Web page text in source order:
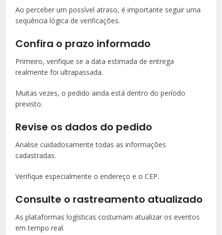
Ao perceber um possível atraso, é importante seguir uma
sequência lógica de verificações.
Confira o prazo informado
Primeiro, verifique se a data estimada de entrega
realmente foi ultrapassada.
Muitas vezes, o pedido ainda está dentro do período
previsto.
Revise os dados do pedido
Analise cuidadosamente todas as informações
cadastradas.
Verifique especialmente o endereço e o CEP.
Consulte o rastreamento atualizado
As plataformas logísticas costumam atualizar os eventos
em tempo real.